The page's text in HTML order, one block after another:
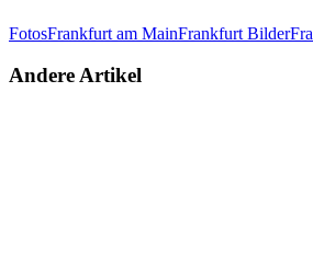
FotosFrankfurt am MainFrankfurt Bilder
Andere Artikel